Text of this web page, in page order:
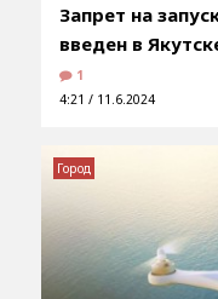
Запрет на
введен в
1
4:21 / 11.6.2024
Город